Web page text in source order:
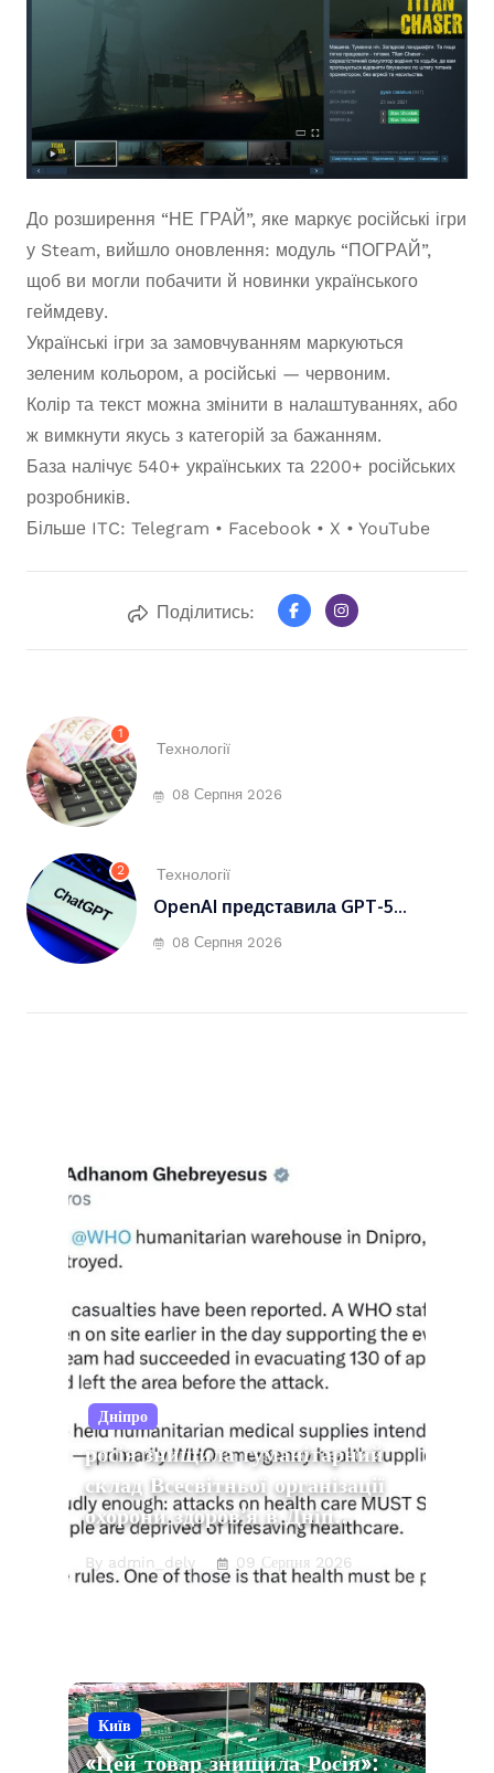
До розширення “НЕ ГРАЙ”, яке маркує російські ігри
у Steam, вийшло оновлення: модуль “ПОГРАЙ”,
щоб ви могли побачити й новинки українського
геймдеву.
Українські ігри за замовчуванням маркуються
зеленим кольором, а російські — червоним.
Колір та текст можна змінити в налаштуваннях, або
ж вимкнути якусь з категорій за бажанням.
База налічує 540+ українських та 2200+ російських
розробників.
Більше ITC: Telegram • Facebook • X • YouTube
Поділитись:
1
Технології
08 Серпня 2026
2 Технології
OpenAI представила GPT-5...
08 Серпня 2026
Дніпро
росія знищила гуманітарний
склад Всесвітньої організації
охорони здоров’я в Дніп…
By admin_dely 09 Серпня 2026
Київ
«Цей товар знищила Росія»: